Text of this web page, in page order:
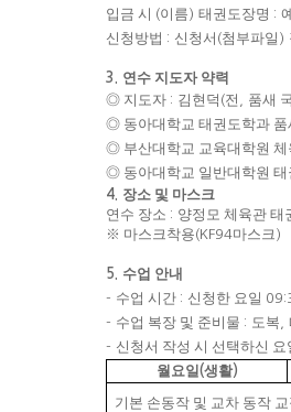
입금 시 (이름) 태권도장명 :
신청방법 : 신청서 (첨부파일 )
3. 연수 지도자 약력
◎ 지도자 : 김현덕 (전 품새
◎ 동아대학교 태권도학과 품
◎ 부산대학교 교육대학원
◎ 동아대학교 일반대학원
4. 장소 및 마스크
연수 장소 : 양정모 체육관 태
※ 마스크착용(KF94마스크 )
5. 수업 안내
- 수업 시간 : 신청한 요일
- 수업 복장 및 준비물 : 도복
- 신청서 작성 시 선택하신
월요일(생활)
기본 손동작 및 교차 동작 교